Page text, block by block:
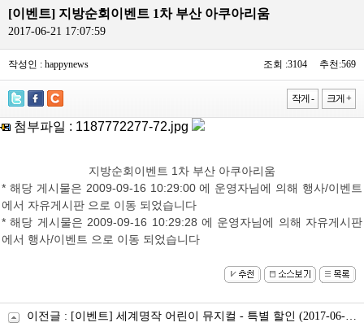
[이벤트] 지방순회이벤트 1차 부산 아쿠아리움
2017-06-21 17:07:59
작성인 : happynews 조회 :3104 추천:569
작게 - 크게 +
첨부파일 : 1187772277-72.jpg
지방순회이벤트 1차 부산 아쿠아리움
* 해당 게시물은 2009-09-16 10:29:00 에 운영자님에 의해 행사/이벤트
에서 자유게시판 으로 이동 되었습니다
* 해당 게시물은 2009-09-16 10:29:28 에 운영자님에 의해 자유게시판
에서 행사/이벤트 으로 이동 되었습니다
이전글 : [이벤트] 세계명작 어린이 뮤지컬 - 특별 할인 (2017-06-21 17:07:59)